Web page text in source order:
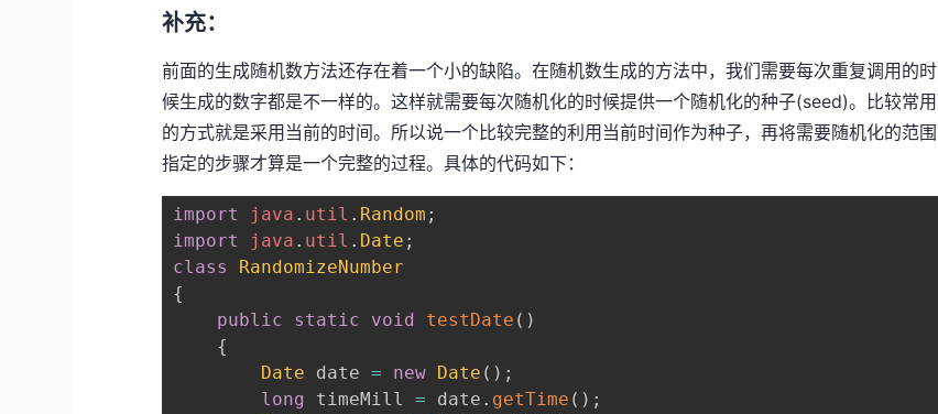
补充：
前面的生成随机数方法还存在着一个小的缺陷。在随机数生成的方法中，我们需要每次重复调用的时
候生成的数字都是不一样的。这样就需要每次随机化的时候提供一个随机化的种子(seed)。比较常用
的方式就是采用当前的时间。所以说一个比较完整的利用当前时间作为种子，再将需要随机化的范围
指定的步骤才算是一个完整的过程。具体的代码如下：
import java . util . Random ;
import
java . util . Date ;
class
RandomizeNumber
{
public
static void testDate ( )
{
Date date = new Date ( ) ;
long
timeMill = date . getTime ( ) ;